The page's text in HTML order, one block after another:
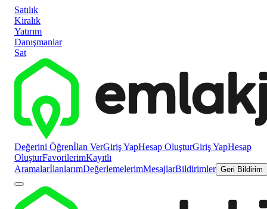
Satılık
Kiralık
Yatırım
Danışmanlar
Sat
Değerini Öğrenİlan VerGiriş YapHesap OluşturGiriş YapHesap
OluşturFavorilerimKayıtlı
AramalarİlanlarımDeğerlemelerimMesajlarBildirimler Geri Bildirim